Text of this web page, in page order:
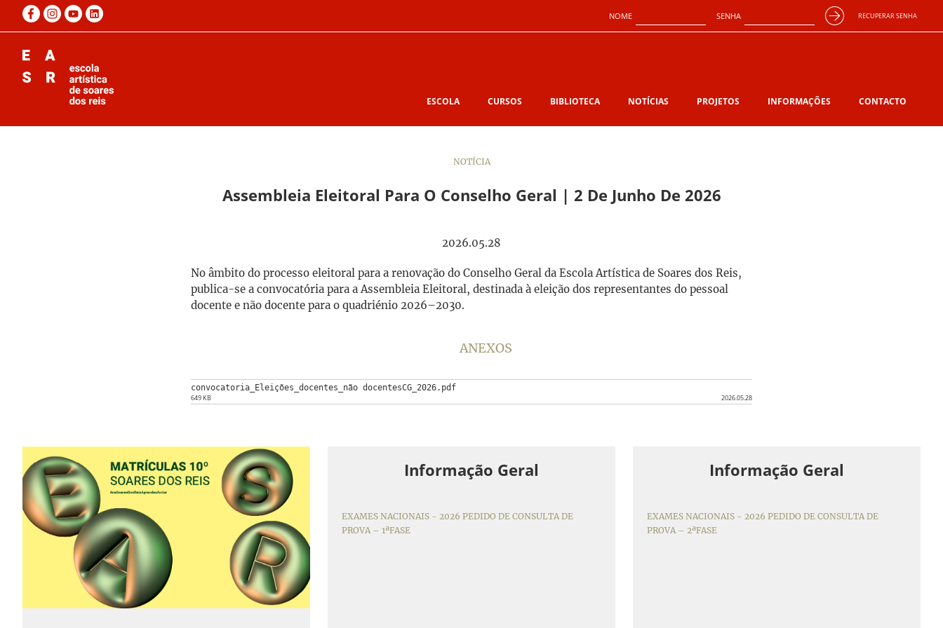
NOME SENHA RECUPERAR SENHA
ESCOLA CURSOS BIBLIOTECA NOTÍCIAS PROJETOS INFORMAÇÕES CONTACTO
NOTÍCIA
Assembleia Eleitoral Para O Conselho Geral | 2 De Junho De 2026
2026.05.28
No âmbito do processo eleitoral para a renovação do Conselho Geral da Escola Artística de Soares dos Reis,
publica-se a convocatória para a Assembleia Eleitoral, destinada à eleição dos representantes do pessoal
docente e não docente para o quadriénio 2026–2030.
ANEXOS
convocatoria_Eleições_docentes_não docentesCG_2026.pdf
649 KB 2026.05.28
Informação Geral
EXAMES NACIONAIS - 2026 PEDIDO DE CONSULTA DE
PROVA – 1ªFASE
Informação Geral
EXAMES NACIONAIS - 2026 PEDIDO DE CONSULTA DE
PROVA – 2ªFASE